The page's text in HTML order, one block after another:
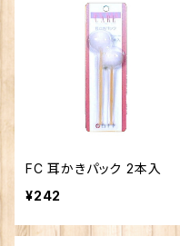
FC 耳かきパック 2本入
¥242